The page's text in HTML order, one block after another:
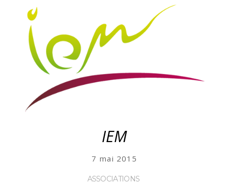
IEM
7 mai 2015
ASSOCIATIONS